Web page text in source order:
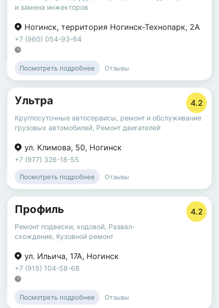
и замена инжекторов
Ногинск, территория Ногинск-Технопарк, 2А
+7 (960) 054-93-64
Посмотреть подробнее Отзывы
Ультра 4.2
Круглосуточные автосервисы, ремонт и обслуживание
грузовых автомобилей, Ремонт двигателей
ул. Климова, 50, Ногинск
+7 (977) 326-18-55
Посмотреть подробнее Отзывы
Профиль 4.2
Ремонт подвески, ходовой, Развал-
схождение, Кузовной ремонт
ул. Ильича, 17А, Ногинск
+7 (915) 104-58-68
Посмотреть подробнее Отзывы